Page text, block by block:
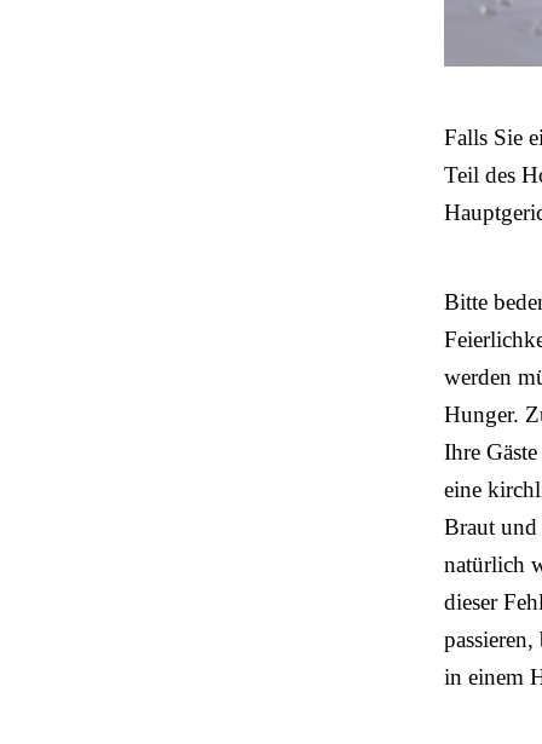
Falls Sie
Teil des
Bitte
werden
Hunger.
Ihre
eine
Braut und
natürlich
dieser
in einem